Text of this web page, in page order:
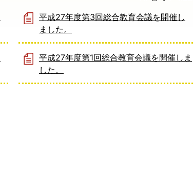
平成27年度第3回総合教育会議を開催し
ました。
平成27年度第1回総合教育会議を開催しま
した。